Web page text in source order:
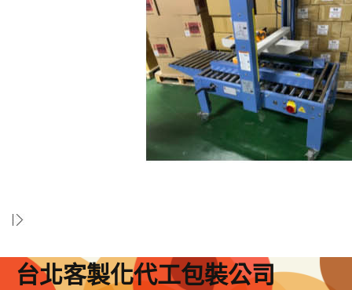
台北客製化代工包裝公司